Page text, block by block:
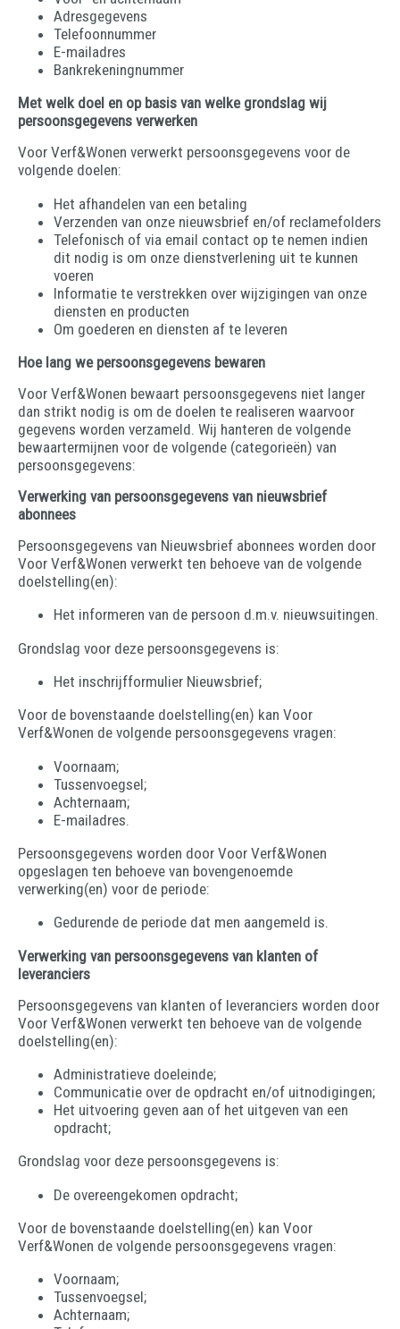
Adresgegevens
Telefoonnummer
E-mailadres
Bankrekeningnummer
Met welk doel en op basis van welke grondslag wij
persoonsgegevens verwerken
Voor Verf&Wonen verwerkt persoonsgegevens voor de
volgende doelen:
Het afhandelen van een betaling
Verzenden van onze nieuwsbrief en/of reclamefolders
Telefonisch of via email contact op te nemen indien
dit nodig is om onze dienstverlening uit te kunnen
voeren
Informatie te verstrekken over wijzigingen van onze
diensten en producten
Om goederen en diensten af te leveren
Hoe lang we persoonsgegevens bewaren
Voor Verf&Wonen bewaart persoonsgegevens niet langer
dan strikt nodig is om de doelen te realiseren waarvoor
gegevens worden verzameld. Wij hanteren de volgende
bewaartermijnen voor de volgende (categorieën) van
persoonsgegevens:
Verwerking van persoonsgegevens van nieuwsbrief
abonnees
Persoonsgegevens van Nieuwsbrief abonnees worden door
Voor Verf&Wonen verwerkt ten behoeve van de volgende
doelstelling(en):
Het informeren van de persoon d.m.v. nieuwsuitingen.
Grondslag voor deze persoonsgegevens is:
Het inschrijfformulier Nieuwsbrief;
Voor de bovenstaande doelstelling(en) kan Voor
Verf&Wonen de volgende persoonsgegevens vragen:
Voornaam;
Tussenvoegsel;
Achternaam;
E-mailadres.
Persoonsgegevens worden door Voor Verf&Wonen
opgeslagen ten behoeve van bovengenoemde
verwerking(en) voor de periode:
Gedurende de periode dat men aangemeld is.
Verwerking van persoonsgegevens van klanten of
leveranciers
Persoonsgegevens van klanten of leveranciers worden door
Voor Verf&Wonen verwerkt ten behoeve van de volgende
doelstelling(en):
Administratieve doeleinde;
Communicatie over de opdracht en/of uitnodigingen;
Het uitvoering geven aan of het uitgeven van een
opdracht;
Grondslag voor deze persoonsgegevens is:
De overeengekomen opdracht;
Voor de bovenstaande doelstelling(en) kan Voor
Verf&Wonen de volgende persoonsgegevens vragen:
Voornaam;
Tussenvoegsel;
Achternaam;